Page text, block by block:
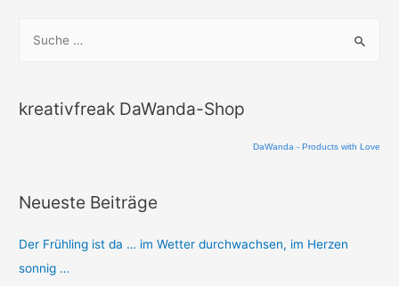
h
a
h
:
kreativfreak DaWanda-Shop
DaWanda - Products with Love
Neueste Beiträge
Der Frühling ist da … im Wetter durchwachsen, im Herzen
sonnig …